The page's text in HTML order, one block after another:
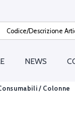
NEWS
/ Colonne